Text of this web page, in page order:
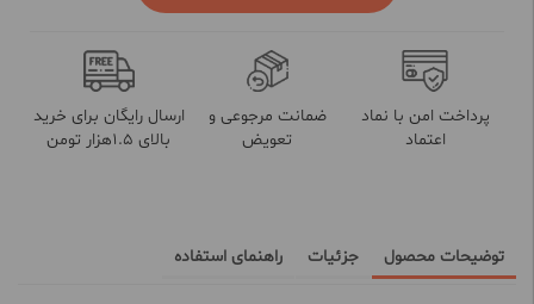
پرداخت امن با نماد
اعتماد
ضمانت مرجوعی و
تعویض
ارسال رایگان برای خرید
بالای 1.5هزار تومن
توضیحات محصول جزئیات راهنمای استفاده